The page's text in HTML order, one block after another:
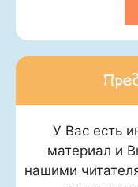
У Вас есть
материал и
нашими